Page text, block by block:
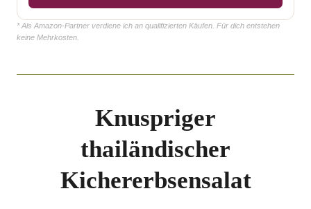
* Als Amazon-Partner verdiene ich an qualifizierten Käufen. Für dich entstehen
keine Mehrkosten.
Knuspriger
thailändischer
Kichererbsensalat